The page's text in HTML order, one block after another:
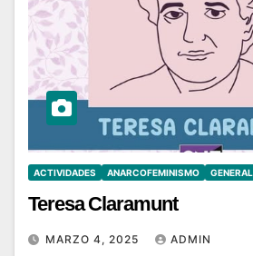
ACTIVIDADES ANARCOFEMINISMO GENERAL
Teresa Claramunt
MARZO 4, 2025 ADMIN